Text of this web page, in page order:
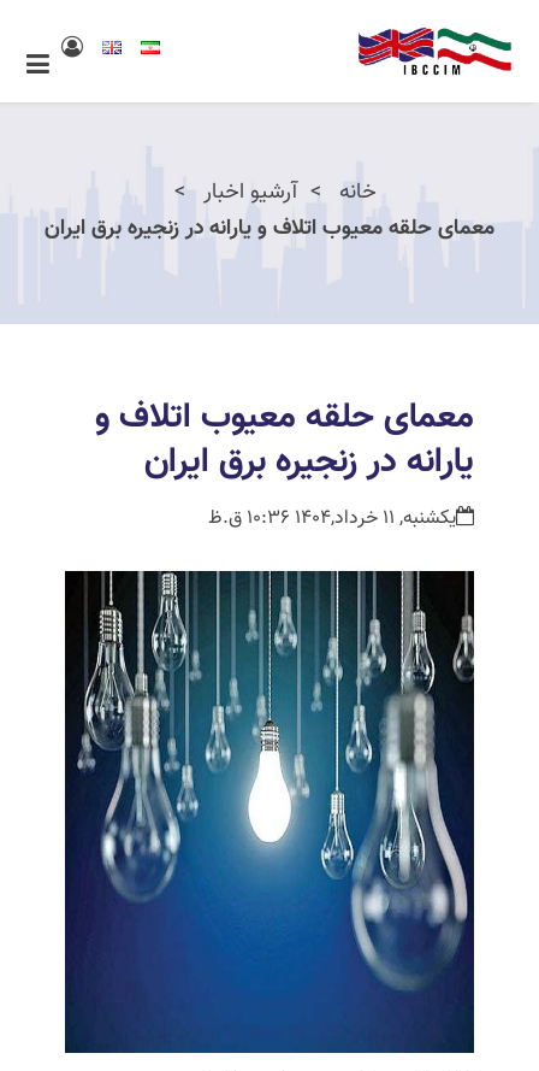
خانه
آرشیو اخبار
معمای حلقه معیوب اتلاف و یارانه در زنجیره برق ایران
معمای حلقه معیوب اتلاف و
یارانه در زنجیره برق ایران
یکشنبه, 11 خرداد,1404 10:36 ق.ظ